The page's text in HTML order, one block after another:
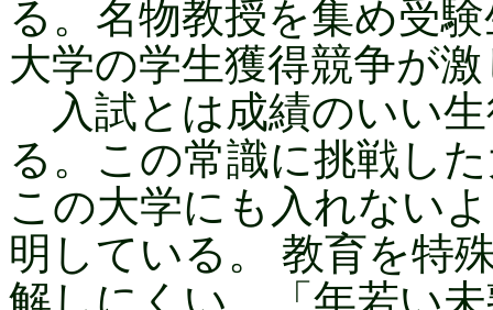
る。名物教授を集め受
大学の学生獲得競争が
入試とは成績のいい
る。この常識に挑戦し
この大学にも入れない
明している。 教育を特